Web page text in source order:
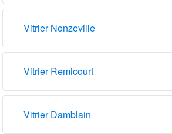
Vitrier Nonzeville
Vitrier Remicourt
Vitrier Damblain